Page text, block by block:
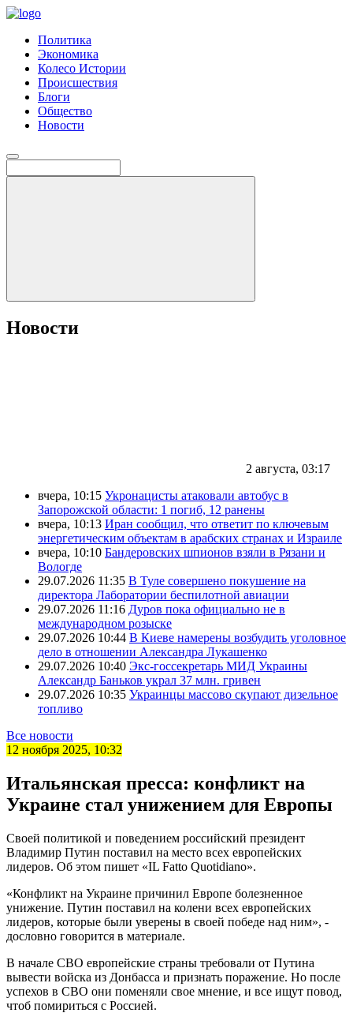
Политика
Экономика
Колесо Истории
Происшествия
Блоги
Общество
Новости
Новости
2 августа, 03:17
вчера, 10:15 Укронацисты атаковали автобус в
Запорожской области: 1 погиб, 12 ранены
вчера, 10:13 Иран сообщил, что ответит по ключевым
энергетическим объектам в арабских странах и Израиле
вчера, 10:10 Бандеровских шпионов взяли в Рязани и
Вологде
29.07.2026 11:35 В Туле совершено покушение на
директора Лаборатории беспилотной авиации
29.07.2026 11:16 Дуров пока официально не в
международном розыске
29.07.2026 10:44 В Киеве намерены возбудить уголовное
дело в отношении Александра Лукашенко
29.07.2026 10:40 Экс-госсекретарь МИД Украины
Александр Баньков украл 37 млн. гривен
29.07.2026 10:35 Украинцы массово скупают дизельное
топливо
Все новости
12 ноября 2025, 10:32
Итальянская пресса: конфликт на
Украине стал унижением для Европы
Своей политикой и поведением российский президент
Владимир Путин поставил на место всех европейских
лидеров. Об этом пишет «IL Fatto Quotidiano».
«Конфликт на Украине причинил Европе болезненное
унижение. Путин поставил на колени всех европейских
лидеров, которые были уверены в своей победе над ним», -
дословно говорится в материале.
В начале СВО европейские страны требовали от Путина
вывести войска из Донбасса и признать поражение. Но после
успехов в СВО они поменяли свое мнение, и все ищут повод,
чтоб помириться с Россией.